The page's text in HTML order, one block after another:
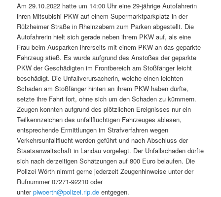
Am 29.10.2022 hatte um 14:00 Uhr eine 29-jährige Autofahrerin
ihren Mitsubishi PKW auf einem Supermarktparkplatz in der
Rülzheimer Straße in Rheinzabern zum Parken abgestellt. Die
Autofahrerin hielt sich gerade neben ihrem PKW auf, als eine
Frau beim Ausparken ihrerseits mit einem PKW an das geparkte
Fahrzeug stieß. Es wurde aufgrund des Anstoßes der geparkte
PKW der Geschädigten im Frontbereich am Stoßfänger leicht
beschädigt. Die Unfallverursacherin, welche einen leichten
Schaden am Stoßfänger hinten an ihrem PKW haben dürfte,
setzte ihre Fahrt fort, ohne sich um den Schaden zu kümmern.
Zeugen konnten aufgrund des plötzlichen Ereignisses nur ein
Teilkennzeichen des unfallflüchtigen Fahrzeuges ablesen,
entsprechende Ermittlungen im Strafverfahren wegen
Verkehrsunfallflucht werden geführt und nach Abschluss der
Staatsanwaltschaft in Landau vorgelegt. Der Unfallschaden dürfte
sich nach derzeitigen Schätzungen auf 800 Euro belaufen. Die
Polizei Wörth nimmt gerne jederzeit Zeugenhinweise unter der
Rufnummer 07271-92210 oder
unterpiwoerth@polizei.rlp.de entgegen.